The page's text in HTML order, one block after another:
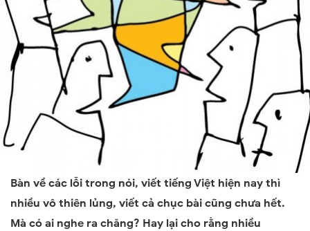
Bàn về các lỗi trong nói, viết tiếng Việt hiện nay thì
nhiều vô thiên lủng, viết cả chục bài cũng chưa hết.
Mà có ai nghe ra chăng? Hay lại cho rằng nhiều